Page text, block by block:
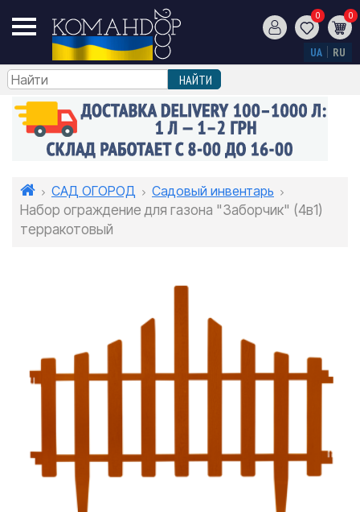
0 0
UA RU
САД ОГОРОД
Садовый инвентарь
Набор ограждение для газона "Заборчик" (4в1)
терракотовый